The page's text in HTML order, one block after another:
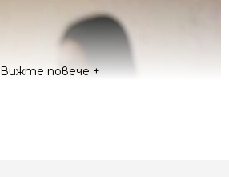
Вижте повече +